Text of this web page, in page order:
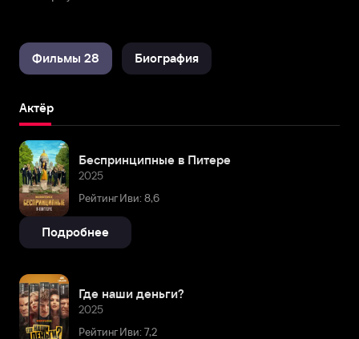
Фильмы 28 Биография
Актёр
Беспринципные в Питере
2025
Рейтинг Иви: 8,6
Подробнее
Где наши деньги?
2025
Рейтинг Иви: 7,2